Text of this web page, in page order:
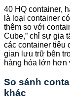
40 HQ container,
là loại container
thêm so với
Cube,” chỉ sự gia
các container tiêu
gian lưu trữ bên
hàng hóa lớn hơn
So sánh
khác